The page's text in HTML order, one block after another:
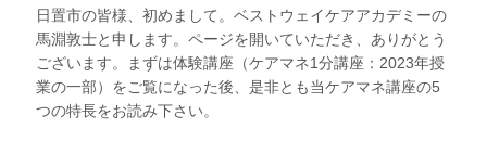
日置市の皆様、初めまして。ベストウェイケアアカデミーの
馬淵敦士と申します。ページを開いていただき、ありがとう
ございます。まずは体験講座（ケアマネ1分講座：2023年授
業の一部）をご覧になった後、是非とも当ケアマネ講座の5
つの特長をお読み下さい。